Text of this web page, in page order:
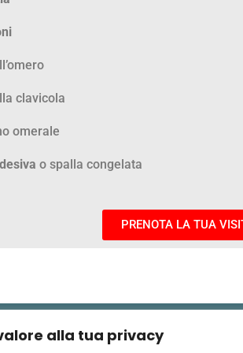
alla tua privacy
clavicola
omerale
o spalla congelata
PRENOTA LA TUA